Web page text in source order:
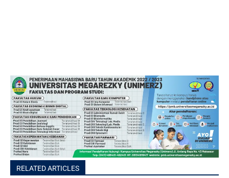
RELATED ARTICLES